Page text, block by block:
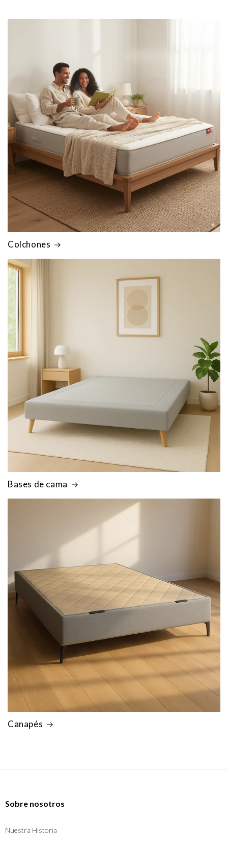
Colchones
Bases de cama
Canapés
Sobre nosotros
Nuestra Historia